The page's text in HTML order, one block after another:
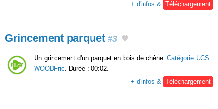
+ d'infos & Téléchargement
Grincement parquet #3
Un grincement d'un parquet en bois de chêne. Catégorie UCS :
WOODFric. Durée : 00:02.
+ d'infos & Téléchargement